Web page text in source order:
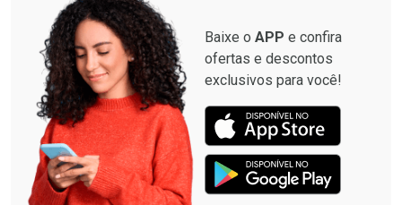
Baixe o APP e confira
ofertas e descontos
exclusivos para você!